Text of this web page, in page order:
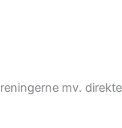
mv. direkte